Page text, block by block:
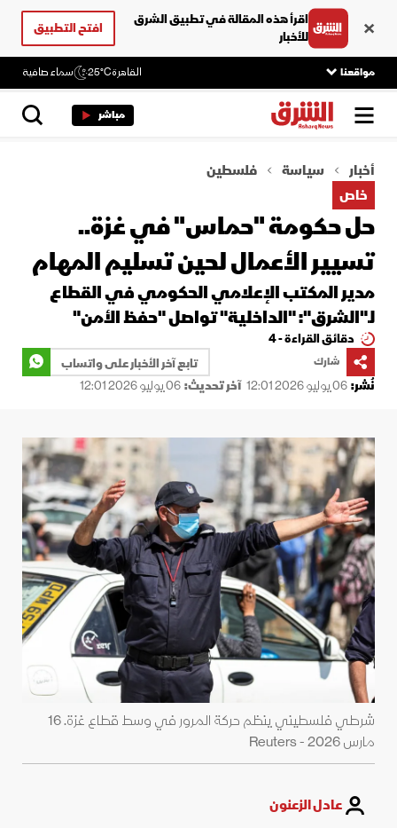
اقرأ هذه المقالة في تطبيق الشرق
للأخبار
افتح التطبيق
مواقعنا القاهرة25°C سماء صافية
مباشر
أخبار سياسة
فلسطين
خاص
حل حكومة "حماس" في غزة..
تسيير الأعمال لحين تسليم المهام
مدير المكتب الإعلامي الحكومي في القطاع
لـ"الشرق": "الداخلية" تواصل "حفظ الأمن"
دقائق القراءة - 4
شارك
تابع آخر الأخبار على واتساب
نُشر:06 يوليو 2026 12:01 آخر تحديث:06 يوليو 2026 12:01
شرطي فلسطيني ينظم حركة المرور في وسط قطاع غزة. 16
مارس 2026 - Reuters
عادل الزعنون